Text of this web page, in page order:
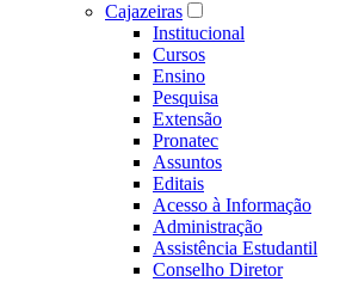
Cajazeiras
Institucional
Cursos
Ensino
Pesquisa
Extensão
Pronatec
Assuntos
Editais
Acesso à Informação
Administração
Assistência Estudantil
Conselho Diretor